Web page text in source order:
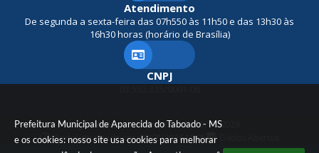
Prefeitura Municipal de Aparecida do Taboado - MS
e os cookies: nosso site usa cookies para melhorar
Atendimento
De segunda a sexta-feira das 07h550 às 11h50 e das 13h30 às
16h30 horas (horário de Brasília)
CNPJ
Versão do Sistema:3.5.3 - 19/06/2026
Portal atualizado em:06/08/2026 15:05